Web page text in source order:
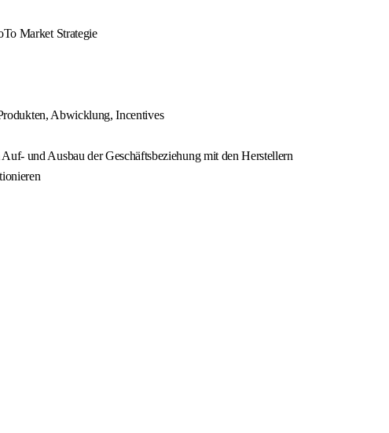
Market Strategie
Abwicklung, Incentives
und Ausbau der Geschäftsbeziehung mit den Herstellern